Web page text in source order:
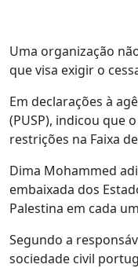
Uma organização
que visa exigir o
Em declarações à
(PUSP), indicou que
restrições na Faixa
Dima Mohammed
embaixada dos
Palestina em cada
Segundo a
sociedade civil